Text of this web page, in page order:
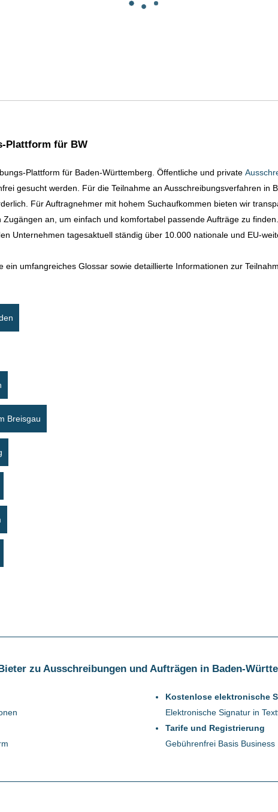
Plattform für BW
Plattform für Baden-Württemberg. Öffentliche und private
gesucht werden. Für die Teilnahme an Ausschreibungsverfahren in
Für Auftragnehmer mit hohem Suchaufkommen bieten wir
an, um einfach und komfortabel passende Aufträge zu finden.
Unternehmen tagesaktuell ständig über 10.000 nationale und EU-
ein umfangreiches Glossar sowie detaillierte Informationen zur
Breisgau
zu Ausschreibungen und Aufträgen in Baden-
Kostenlose elektronische
Elektronische Signatur in
Tarife und Registrierung
Gebührenfrei Basis Business